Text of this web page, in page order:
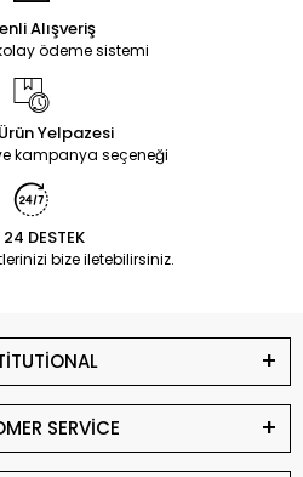
Alışveriş
ödeme sistemi
Yelpazesi
kampanya seçeneği
DESTEK
bize iletebilirsiniz.
SERVİCE